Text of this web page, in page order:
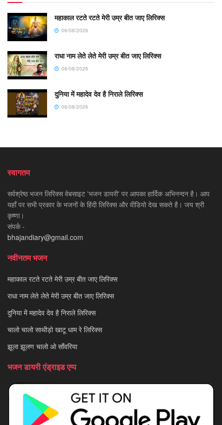
महाकाल रटते रटते मेरी उम्र बीत जाए लिरिक्स
06/08/2026
राधा नाम लेते लेते मेरी उम्र बीत जाए लिरिक्स
06/08/2026
दुनिया में महादेव देव है निराले लिरिक्स
06/08/2026
स्वागतम
सर्वश्रेष्ठ भजन लिरिक्स वेबसाइट 'भजन डायरी' पर आपका हार्दिक अभिनन्दन है। आप
यहाँ पर सभी प्रकार के भजनों के हिंदी लिरिक्स और वीडियो देख सकते है। जय श्री
कृष्णा।
संपर्क -
bhajandiary@gmail.com
नवीनतम भजन
महाकाल रटते रटते मेरी उम्र बीत जाए लिरिक्स
राधा नाम लेते लेते मेरी उम्र बीत जाए लिरिक्स
दुनिया में महादेव देव है निराले लिरिक्स
चालो चालो साथीड़ो खाटू धाम रे लिरिक्स
झूला झूलण चालो ओ साँवरिया
भजन डायरी एंड्राइड एप्प